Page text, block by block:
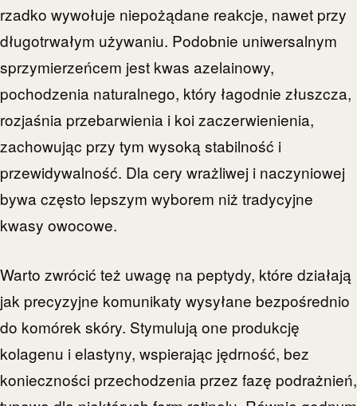
rzadko wywołuje niepożądane reakcje, nawet przy
długotrwałym używaniu. Podobnie uniwersalnym
sprzymierzeńcem jest kwas azelainowy,
pochodzenia naturalnego, który łagodnie złuszcza,
rozjaśnia przebarwienia i koi zaczerwienienia,
zachowując przy tym wysoką stabilność i
przewidywalność. Dla cery wrażliwej i naczyniowej
bywa często lepszym wyborem niż tradycyjne
kwasy owocowe.
Warto zwrócić też uwagę na peptydy, które działają
jak precyzyjne komunikaty wysyłane bezpośrednio
do komórek skóry. Stymulują one produkcję
kolagenu i elastyny, wspierając jędrność, bez
konieczności przechodzenia przez fazę podrażnień,